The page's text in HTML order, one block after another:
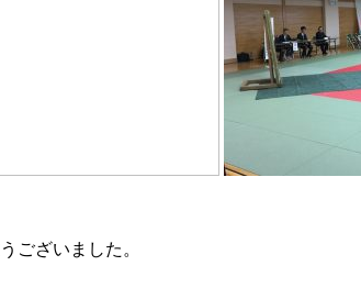
ございました。